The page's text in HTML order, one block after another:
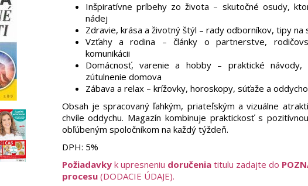
Inšpiratívne príbehy zo života – skutočné osudy,
nádej
Zdravie, krása a životný štýl – rady odborníkov, tipy
Vzťahy a rodina – články o partnerstve,
komunikácii
Domácnosť, varenie a hobby – praktické
zútulnenie domova
Zábava a relax – krížovky, horoskopy, súťaže a
Obsah je spracovaný ľahkým, priateľským a vizuálne
chvíle oddychu. Magazín kombinuje praktickosť s
obľúbeným spoločníkom na každý týždeň.
DPH: 5%
Požiadavkyk upresneniu doručeniatitulu zadajte do
procesu(DODACIE ÚDAJE).